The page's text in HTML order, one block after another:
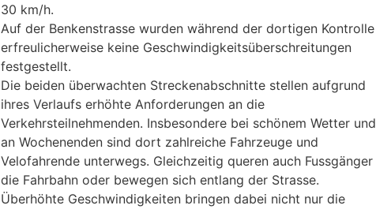
30 km/h.
Auf der Benkenstrasse wurden während der dortigen Kontrolle
erfreulicherweise keine Geschwindigkeitsüberschreitungen
festgestellt.
Die beiden überwachten Streckenabschnitte stellen aufgrund
ihres Verlaufs erhöhte Anforderungen an die
Verkehrsteilnehmenden. Insbesondere bei schönem Wetter und
an Wochenenden sind dort zahlreiche Fahrzeuge und
Velofahrende unterwegs. Gleichzeitig queren auch Fussgänger
die Fahrbahn oder bewegen sich entlang der Strasse.
Überhöhte Geschwindigkeiten bringen dabei nicht nur die